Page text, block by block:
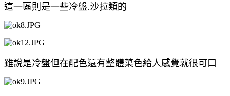
這一區則是一些冷盤.沙拉類的
雖說是冷盤但在配色還有整體菜色給人感覺就很可口